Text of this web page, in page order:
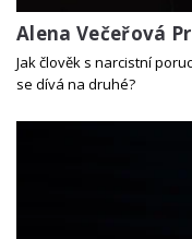
Alena Večeřová
Jak člověk s narcistní
se dívá na druhé?